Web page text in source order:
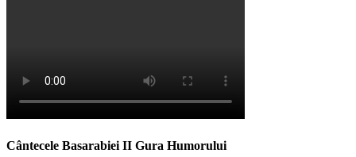
Cântecele Basarabiei II Gura Humorului